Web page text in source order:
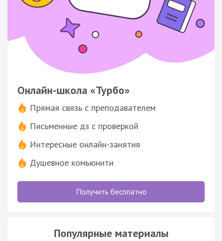
Онлайн-школа «Турбо»
Прямая связь с преподавателем
Письменные дз с проверкой
Интересные онлайн-занятия
Душевное комьюнити
Получить бесплатно
Популярные материалы